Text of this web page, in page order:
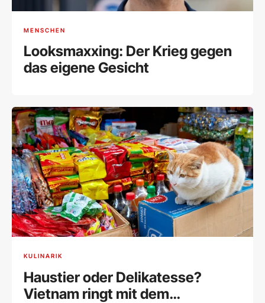
MENSCHEN
Looksmaxxing: Der Krieg gegen
das eigene Gesicht
KULINARIK
Haustier oder Delikatesse?
Vietnam ringt mit dem